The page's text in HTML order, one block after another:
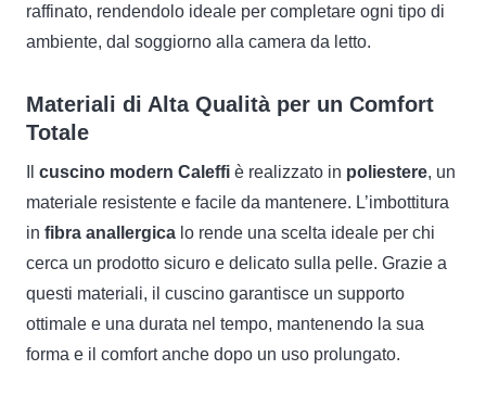
raffinato, rendendolo ideale per completare ogni tipo di
ambiente, dal soggiorno alla camera da letto.
Materiali di Alta Qualità per un Comfort
Totale
cuscino modern Caleffi è realizzato in poliestere, un
materiale resistente e facile da mantenere. L’imbottitura
in fibra anallergica lo rende una scelta ideale per chi
cerca un prodotto sicuro e delicato sulla pelle. Grazie a
questi materiali, il cuscino garantisce un supporto
ottimale e una durata nel tempo, mantenendo la sua
forma e il comfort anche dopo un uso prolungato.